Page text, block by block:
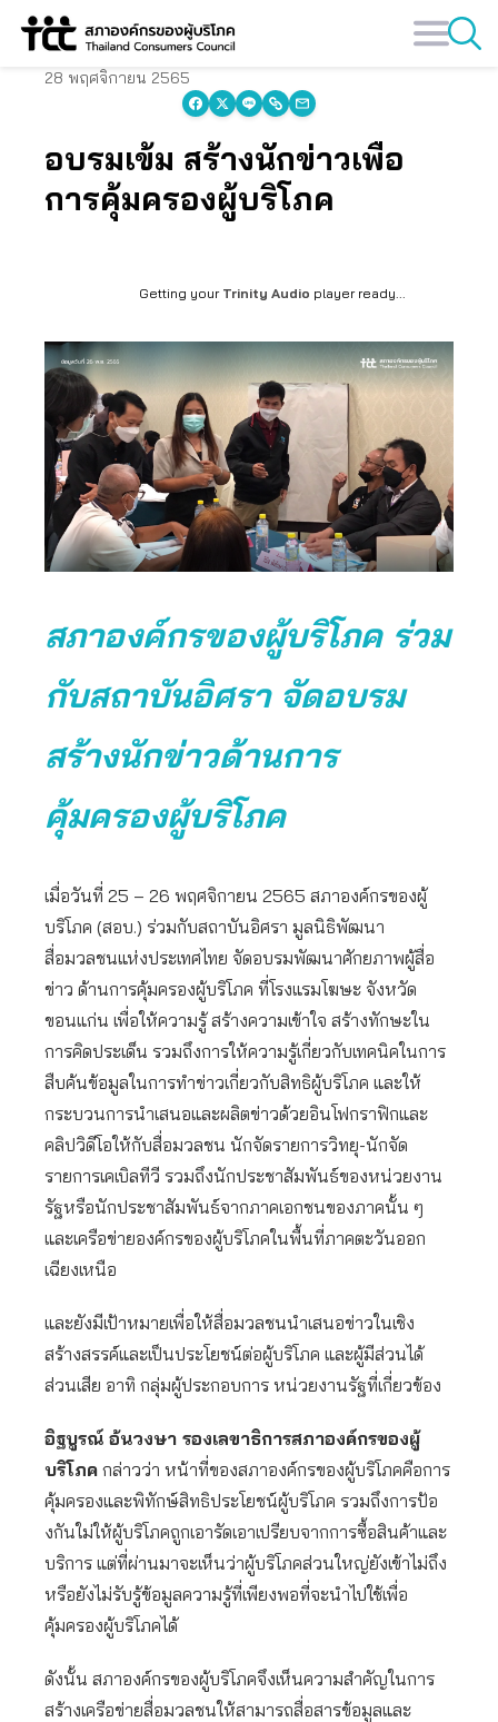
Skip
28 พฤศจิกายน 2565
อบรมเข้ม สร้างนักข่าวเพื่อ
การคุ้มครองผู้บริโภค
Getting your Trinity Audio player ready...
สภาองค์กรของผู้บริโภค ร่วม
กับสถาบันอิศรา จัดอบรม
สร้างนักข่าวด้านการ
คุ้มครองผู้บริโภค
เมื่อวันที่ 25 – 26 พฤศจิกายน 2565 สภาองค์กรของผู้
บริโภค (สอบ.) ร่วมกับสถาบันอิศรา มูลนิธิพัฒนา
สื่อมวลชนแห่งประเทศไทย จัดอบรมพัฒนาศักยภาพผู้สื่อ
ข่าว ด้านการคุ้มครองผู้บริโภค ที่โรงแรมโฆษะ จังหวัด
ขอนแก่น เพื่อให้ความรู้ สร้างความเข้าใจ สร้างทักษะใน
การคิดประเด็น รวมถึงการให้ความรู้เกี่ยวกับเทคนิคในการ
สืบค้นข้อมูลในการทำข่าวเกี่ยวกับสิทธิผู้บริโภค และให้
กระบวนการนำเสนอและผลิตข่าวด้วยอินโฟกราฟิกและ
คลิปวิดีโอให้กับสื่อมวลชน นักจัดรายการวิทยุ-นักจัด
รายการเคเบิลทีวี รวมถึงนักประชาสัมพันธ์ของหน่วยงาน
รัฐหรือนักประชาสัมพันธ์จากภาคเอกชนของภาคนั้น ๆ
และเครือข่ายองค์กรของผู้บริโภคในพื้นที่ภาคตะวันออก
เฉียงเหนือ
และยังมีเป้าหมายเพื่อให้สื่อมวลชนนำเสนอข่าวในเชิง
สร้างสรรค์และเป็นประโยชน์ต่อผู้บริโภค และผู้มีส่วนได้
ส่วนเสีย อาทิ กลุ่มผู้ประกอบการ หน่วยงานรัฐที่เกี่ยวข้อง
อิฐบูรณ์ อ้นวงษา รองเลขาธิการสภาองค์กรของผู้
บริโภค กล่าวว่า หน้าที่ของสภาองค์กรของผู้บริโภคคือการ
คุ้มครองและพิทักษ์สิทธิประโยชน์ผู้บริโภค รวมถึงการป้อ
งกันใม่ให้ผู้บริโภคถูกเอารัดเอาเปรียบจากการซื้อสินค้าและ
บริการ แต่ที่ผ่านมาจะเห็นว่าผู้บริโภคส่วนใหญ่ยังเข้าไม่ถึง
หรือยังไม่รับรู้ข้อมูลความรู้ที่เพียงพอที่จะนำไปใช้เพื่อ
คุ้มครองผู้บริโภคได้
ดังนั้น สภาองค์กรของผู้บริโภคจึงเห็นความสำคัญในการ
สร้างเครือข่ายสื่อมวลชนให้สามารถสื่อสารข้อมูลและ